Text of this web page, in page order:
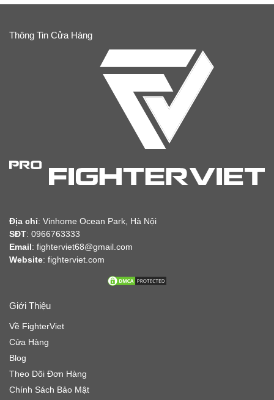
Thông Tin Cửa Hàng
Địa chỉ: Vinhome Ocean Park, Hà Nội
SĐT: 0966763333
Email: fighterviet68@gmail.com
Website: fighterviet.com
Giới Thiệu
Về FighterViet
Cửa Hàng
Blog
Theo Dõi Đơn Hàng
Chính Sách Bảo Mật